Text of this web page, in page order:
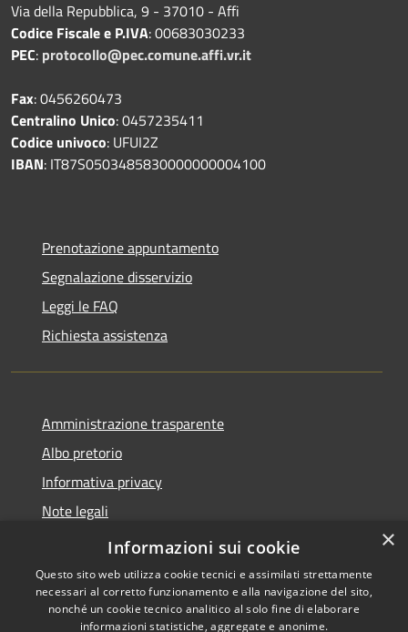
Via della Repubblica, 9 - 37010 - Affi
Codice Fiscale e P.IVA: 00683030233
PEC: protocollo@pec.comune.affi.vr.it
Fax: 0456260473
Centralino Unico: 0457235411
Codice univoco: UFUI2Z
IBAN: IT87S0503485830000000004100
Prenotazione appuntamento
Segnalazione disservizio
Leggi le FAQ
Richiesta assistenza
Amministrazione trasparente
Albo pretorio
Informativa privacy
Note legali
Dichiarazione di accessibilità
×
Informazioni sui cookie
Questo sito web utilizza cookie tecnici e assimilati strettamente
necessari al corretto funzionamento e alla navigazione del sito,
nonché un cookie tecnico analitico al solo fine di elaborare
informazioni statistiche, aggregate e anonime.